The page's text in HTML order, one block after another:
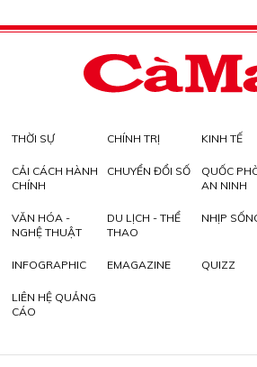
THỜI SỰ CHÍNH TRỊ KINH TẾ
CẢI CÁCH HÀNH
CHÍNH
CHUYỂN ĐỔI SỐ
QUỐC
AN NINH
VĂN HÓA -
NGHỆ THUẬT
DU LỊCH - THỂ
THAO
NHỊP
INFOGRAPHIC EMAGAZINE QUIZZ
LIÊN HỆ QUẢNG
CÁO